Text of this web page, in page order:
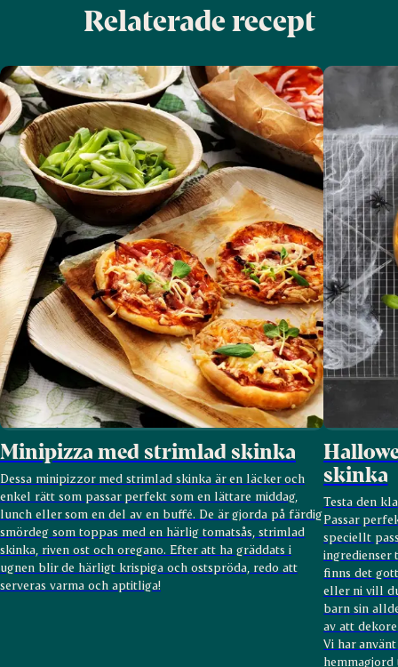
Relaterade recept
Minipizza med strimlad skinka
Dessa minipizzor med strimlad skinka är en läcker och
enkel rätt som passar perfekt som en lättare middag,
lunch eller som en del av en buffé. De är gjorda på färdig
smördeg som toppas med en härlig tomatsås, strimlad
skinka, riven ost och oregano. Efter att ha gräddats i
ugnen blir de härligt krispiga och ostspröda, redo att
serveras varma och aptitliga!
skinka
Testa den
Passar
speciellt
finns det
eller ni vill
barn sin
av att
Vi har
hemmagjord